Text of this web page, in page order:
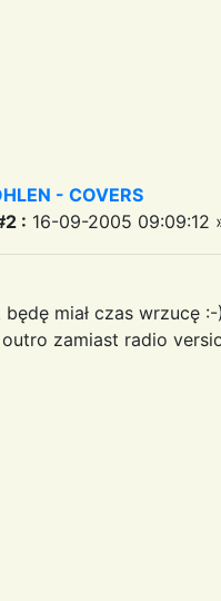
- COVERS
: 16-09-2005 09:09:12
będę miał czas wrzucę
outro zamiast radio